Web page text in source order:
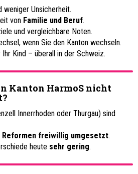
weniger Unsicherheit.
von Familie und Beruf.
und vergleichbare Noten.
wenn Sie den Kanton wechseln.
Ihr Kind – überall in der Schweiz.
Kanton HarmoS nicht
Innerrhoden oder Thurgau) sind
Reformen freiwillig umgesetzt.
heute sehr gering.